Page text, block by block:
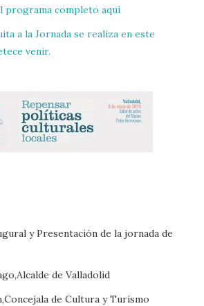
programa completo aquí
a la Jornada se realiza en este
venir.
y Presentación de la jornada de
de Valladolid
de Cultura y Turismo